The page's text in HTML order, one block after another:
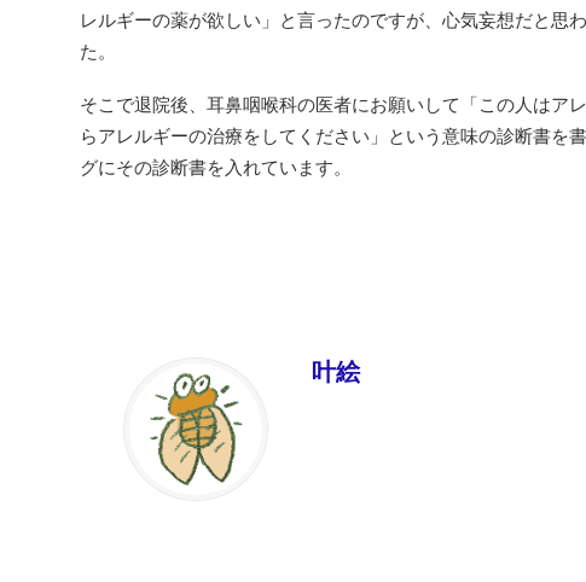
レルギーの薬が欲しい」と言ったのですが、心気妄想だと思
た。
そこで退院後、耳鼻咽喉科の医者にお願いして「この人はア
らアレルギーの治療をしてください」という意味の診断書を
グにその診断書を入れています。
叶絵